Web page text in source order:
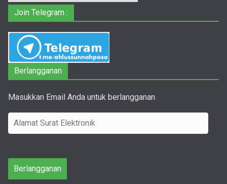
Join Telegram :
Berlangganan
Masukkan Email Anda untuk berlangganan
l
m
Berlangganan